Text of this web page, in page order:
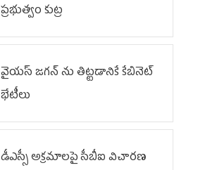
ప్రభుత్వం కుట్ర
వైయ‌స్ జగన్‌ ను తిట్టడానికే కేబినెట్‌
భేటీలు
డీఎస్సీ అక్రమాలపై సీబీఐ విచారణ